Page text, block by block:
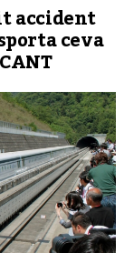
accident
ceva